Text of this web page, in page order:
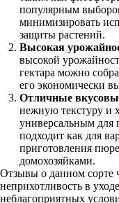
популярным
минимизировать
защиты растений.
Высокая
высокой
гектара можно
его экономически
Отличные
нежную текстуру и
универсальным для
подходит как для
приготовления
домохозяйками.
Отзывы о данном сорте
неприхотливость в
неблагоприятных